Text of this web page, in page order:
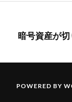
暗号資産が
POWERED BY